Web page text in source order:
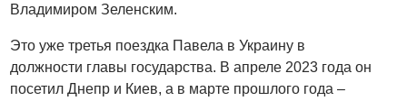
Владимиром Зеленским.
Это уже третья поездка Павела в Украину в
должности главы государства. В апреле 2023 года он
посетил Днепр и Киев, а в марте прошлого года –